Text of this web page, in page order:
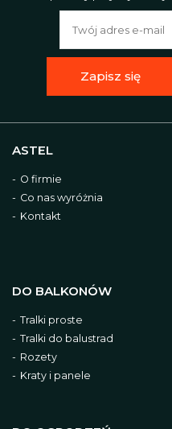
ASTEL
O firmie
Co nas wyróżnia
Kontakt
DO BALKONÓW
Tralki proste
Tralki do balustrad
Rozety
Kraty i panele
Zapisz się